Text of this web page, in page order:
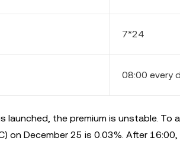
7*24
08:00 every
launched, the premium is unstable.
on December 25 is 0.03%. After